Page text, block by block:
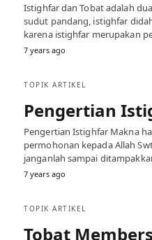
Istighfar dan Tobat adalah
sudut pandang, istighfar
karena istighfar merupakan
7 years ago
TOPIK ARTIKEL
Pengertian
Pengertian Istighfar Makna
permohonan kepada Allah
janganlah sampai
7 years ago
TOPIK ARTIKEL
Tobat